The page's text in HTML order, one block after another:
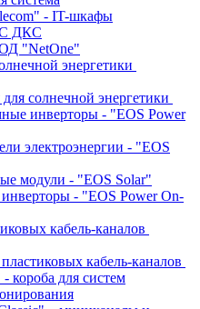
- IT-шкафы
ДКС
"NetOne"
энергетики
солнечной энергетики
инверторы - "EOS Power
электроэнергии - "EOS
модули - "EOS Solar"
- "EOS Power On-
кабель-каналов
кабель-каналов
короба для систем